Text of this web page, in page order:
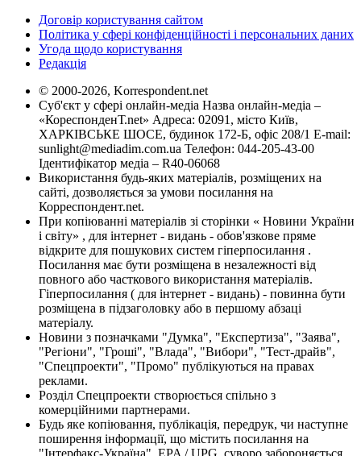
Договір користування сайтом
Політика у сфері конфіденційності і персональних даних
Угода щодо користування
Редакція
© 2000-2026, Korrespondent.net
Суб'єкт у сфері онлайн-медіа Назва онлайн-медіа –
«КореспонденТ.net» Адреса: 02091, місто Київ,
ХАРКІВСЬКЕ ШОСЕ, будинок 172-Б, офіс 208/1 E-mail:
sunlight@mediadim.com.ua Телефон: 044-205-43-00
Ідентифікатор медіа – R40-06068
Використання будь-яких матеріалів, розміщених на
сайті, дозволяється за умови посилання на
Корреспондент.net.
При копіюванні матеріалів зі сторінки « Новини України
і світу» , для інтернет - видань - обов'язкове пряме
відкрите для пошукових систем гіперпосилання .
Посилання має бути розміщена в незалежності від
повного або часткового використання матеріалів.
Гіперпосилання ( для інтернет - видань) - повинна бути
розміщена в підзаголовку або в першому абзаці
матеріалу.
Новини з позначками "Думка", "Експертиза", "Заява",
"Регіони", "Гроші", "Влада", "Вибори", "Тест-драйв",
"Спецпроекти", "Промо" публікуються на правах
реклами.
Розділ Спецпроекти створюється спільно з
комерційними партнерами.
Будь яке копіювання, публікація, передрук, чи наступне
поширення інформації, що містить посилання на
"Інтерфакс-Україна", EPA / UPG, суворо забороняється.